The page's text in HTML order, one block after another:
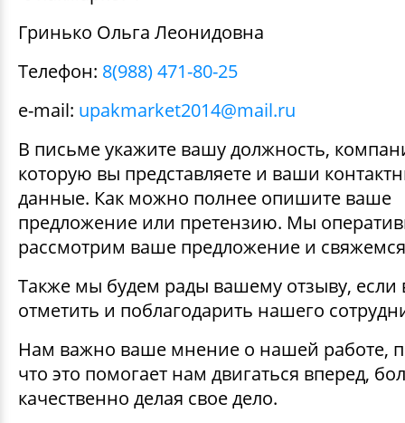
ПАКЕТЫ СЛАЙДЕРЫ И ЗИПЛОКИ ( ZIP
ПАКЕТЫ ПОЛИПРОПИЛЕНОВЫЕ
ПАКЕТЫ С ПЕТЛЕВЫМИ РУЧКАМИ
ПАКЕТЫ С ВЫРУБНЫМИ РУЧКАМИ
ПЛАСТИКОВЫЕ И БУМАЖНЫЕ ПАКЕТЫ
КУРЬЕРСКИЕ И ПОЧТОВЫЕ ПАКЕТЫ
ДЕКОРАТИВНЫЕ УКРАШЕНИЯ
УПАКОВКА ДЛЯ ТОРТОВ
УПАКОВКА ДЛЯ ЯИЦ
ВАТНО-БУМАЖНАЯ ПРОДУКЦИЯ
САЛФЕТКИ, ПОЛОТЕНЦА
САЛФЕТКИ ВЛАЖНЫЕ
ТУАЛЕТНАЯ БУМАГА
ИЗОЛЕНТЫ
КРЕППИРОВАННЫЕ ЛЕНТЫ
СКЛАДСКАЯ УПАКОВКА
СТИРАЛЬНЫЕ ПОРОШКИ
КОНДИЦИОНЕРЫ ДЛЯ БЕЛЬЯ
СРЕДСТВА ДЛЯ УБОРКИ И ЧИСТКИ
СРЕДСТВА ДЛЯ МЫТЬЯ ПОСУДЫ
НИКА
ФЛОРЕАЛЬ
АВТОХИМИЯ
Гринько Ольга Леонидовна
Телефон: 8(988) 471-80-25
e-mail: upakmarket2014@mail.ru
В письме укажите вашу должность,
которую вы представляете и ваши
данные. Как можно полнее опишите ваше
предложение или претензию. Мы
рассмотрим ваше предложение и
Также мы будем рады вашему отзыву, если
отметить и поблагодарить нашего
Нам важно ваше мнение о нашей работе,
что это помогает нам двигаться вперед,
качественно делая свое дело.